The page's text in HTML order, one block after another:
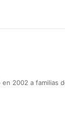
2002 a familias